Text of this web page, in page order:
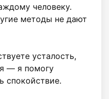
человеку.
методы не дают
усталость,
— я помогу
спокойствие.